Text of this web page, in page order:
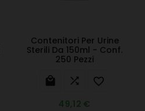
Contenitori Per Urine
Sterili Da 150ml - Conf.
250 Pezzi
  
49,12 €